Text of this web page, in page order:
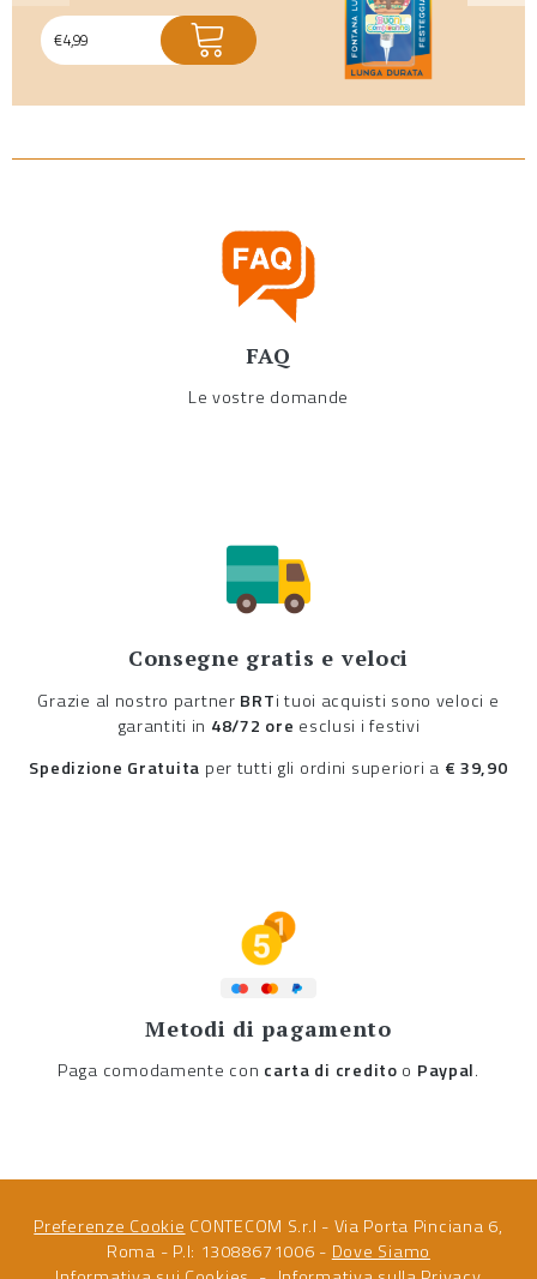
€4,99
FAQ
Le vostre domande
Consegne gratis e veloci
Grazie al nostro partner BRTi tuoi acquisti sono veloci e
garantiti in 48/72 ore esclusi i festivi
Spedizione Gratuita per tutti gli ordini superiori a € 39,90
Metodi di pagamento
Paga comodamente con carta di credito o Paypal.
Preferenze Cookie CONTECOM S.r.l - Via Porta Pinciana 6,
Roma - P.I: 13088671006 - Dove Siamo